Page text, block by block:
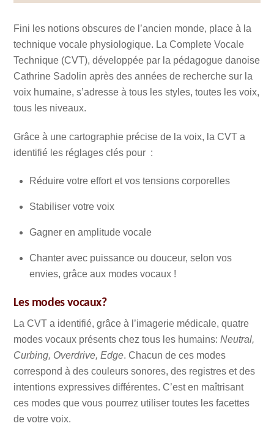
Fini les notions obscures de l’ancien monde, place à la
technique vocale physiologique. La Complete Vocale
Technique (CVT), développée par la pédagogue danoise
Cathrine Sadolin après des années de recherche sur la
voix humaine, s’adresse à tous les styles, toutes les voix,
tous les niveaux.
Grâce à une cartographie précise de la voix, la CVT a
identifié les réglages clés pour :
Réduire votre effort et vos tensions corporelles
Stabiliser votre voix
Gagner en amplitude vocale
Chanter avec puissance ou douceur, selon vos
envies, grâce aux modes vocaux !
Les modes vocaux?
La CVT a identifié, grâce à l’imagerie médicale, quatre
modes vocaux présents chez tous les humains:Neutral,
Curbing, Overdrive, Edge. Chacun de ces modes
correspond à des couleurs sonores, des registres et des
intentions expressives différentes. C’est en maîtrisant
ces modes que vous pourrez utiliser toutes les facettes
de votre voix.